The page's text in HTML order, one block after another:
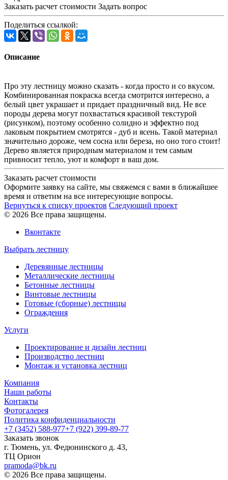
Заказать расчет стоимости Задать вопрос
Поделиться ссылкой:
Описание
Про эту лестницу можно сказать - когда просто и со вкусом.
Комбинированная покраска всегда смотрится интересно, а
белый цвет украшает и придает праздничный вид. Не все
породы дерева могут похвастаться красивой текстурой
(рисунком), поэтому особенно солидно и эффектно под
лаковым покрытием смотрятся - дуб и ясень. Такой материал
значительно дороже, чем сосна или береза, но оно того стоит!
Дерево является природным материалом и тем самым
привносит тепло, уют и комфорт в ваш дом.
Заказать расчет стоимости
Оформите заявку на сайте, мы свяжемся с вами в ближайшее
время и ответим на все интересующие вопросы.
Вернуться к списку проектов Следующий проект
© 2026 Все права защищены.
Вконтакте
Выбрать лестницу
Деревянные лестницы
Металлические лестницы
Бетонные лестницы
Винтовые лестницы
Готовые (сборные) лестницы
Ограждения
Услуги
Проектирование и дизайн лестниц
Производство лестниц
Монтаж и установка лестниц
Компания
Наши работы
Контакты
Фотогалерея
Политика конфиденциальности
+7 (3452) 588-977+7 (922) 399-89-77
Заказать звонок
г. Тюмень, ул. Федюнинского д. 43,
ТЦ Орион
pramoda@bk.ru
© 2026 Все права защищены.